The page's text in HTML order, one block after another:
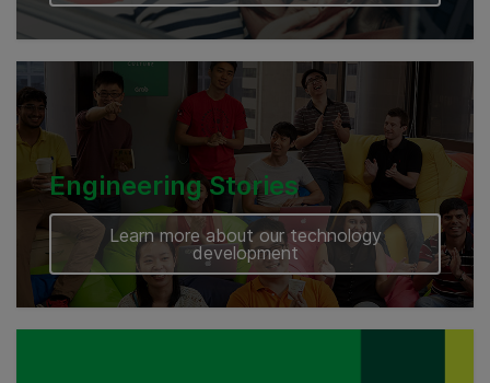
Engineering Stories
Learn more about our technology
development